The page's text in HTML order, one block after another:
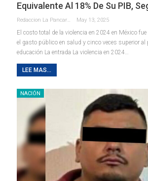
Equivalente Al 18% De Su PIB,
Redaccion La Pancarta De Quintana Roo May 13, 2025
El costo total de la violencia en 2024 en México
el gasto público en salud y cinco veces superior al
educación La entrada La violencia en 2024…
LEE MAS...
NACIÓN